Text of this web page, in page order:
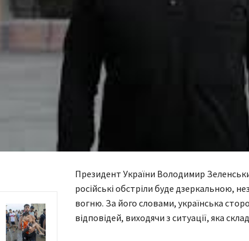
Президент України Володимир
російські обстріли буде дзеркальною,
вогню. За його словами, українська
відповідей, виходячи з ситуації, яка